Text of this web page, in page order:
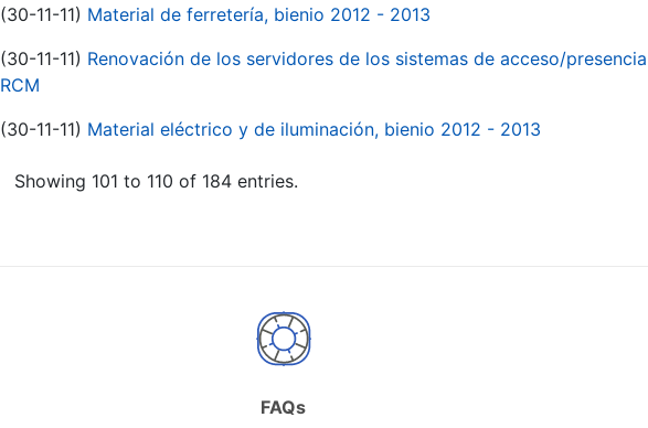
(30-11-11) Material de ferretería, bienio 2012 - 2013
(30-11-11) Renovación de los servidores de los sistemas de acceso/
RCM
(30-11-11) Material eléctrico y de iluminación, bienio 2012 - 2013
Showing 101 to 110 of 184 entries.
FAQs